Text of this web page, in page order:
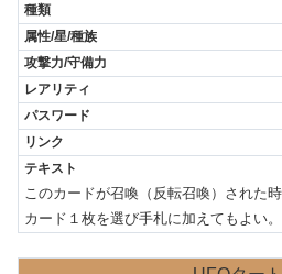
このカードが召喚（反転召喚）された
カード１枚を選び手札に加えてもよい。